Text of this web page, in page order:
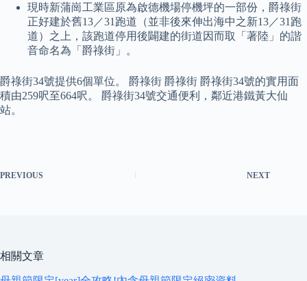
現時新蒲崗工業區原為啟德機場停機坪的一部份，爵祿街
正好建於舊13／31跑道（並非後來伸出海中之新13／31跑
道）之上，該跑道停用後闢建的街道因而取「著陸」的諧
音命名為「爵祿街」。
爵祿街34號提供6個單位。 爵祿街 爵祿街 爵祿街34號的實用面
積由259呎至664呎。 爵祿街34號交通便利，鄰近港鐵黃大仙
站。
PREVIOUS NEXT
相關文章